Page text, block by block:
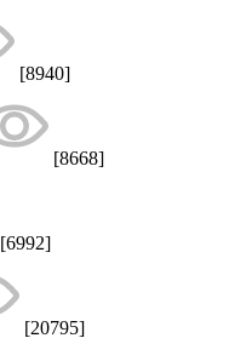
[8940]
[8668]
[6992]
[20795]